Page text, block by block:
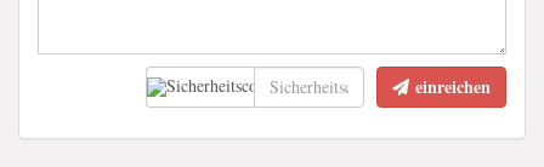
einreichen